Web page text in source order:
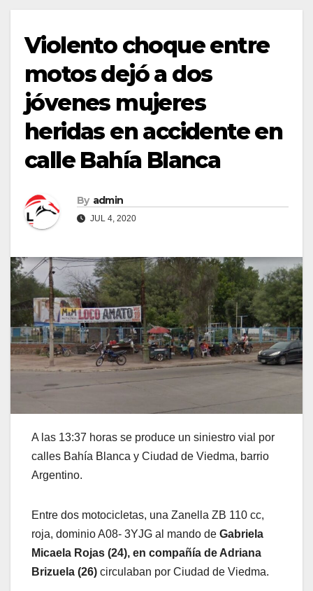
Violento choque entre
motos dejó a dos
jóvenes mujeres
heridas en accidente en
calle Bahía Blanca
By admin
JUL 4, 2020
A las 13:37 horas se produce un siniestro vial por
calles Bahía Blanca y Ciudad de Viedma, barrio
Argentino.
Entre dos motocicletas, una Zanella ZB 110 cc,
roja, dominio A08- 3YJG al mando de Gabriela
Micaela Rojas (24), en compañía de Adriana
Brizuela (26) circulaban por Ciudad de Viedma.